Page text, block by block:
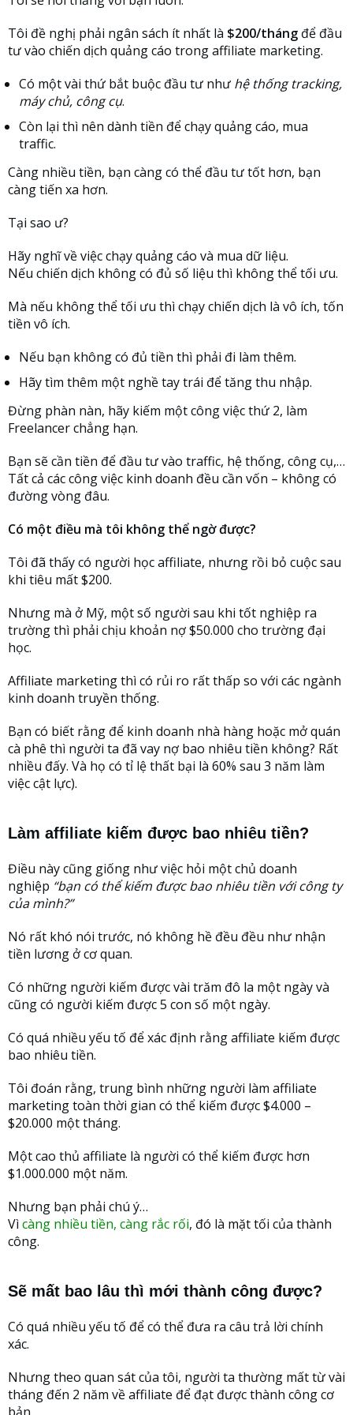
Tôi đề nghị phải ngân sách ít nhất là $200/tháng để đầu
tư vào chiến dịch quảng cáo trong affiliate marketing.
Có một vài thứ bắt buộc đầu tư như hệ thống tracking,
máy chủ, công cụ.
Còn lại thì nên dành tiền để chạy quảng cáo, mua
traffic.
Càng nhiều tiền, bạn càng có thể đầu tư tốt hơn, bạn
càng tiến xa hơn.
Tại sao ư?
Hãy nghĩ về việc chạy quảng cáo và mua dữ liệu.
Nếu chiến dịch không có đủ số liệu thì không thể tối ưu.
Mà nếu không thể tối ưu thì chạy chiến dịch là vô ích, tốn
tiền vô ích.
Nếu bạn không có đủ tiền thì phải đi làm thêm.
Hãy tìm thêm một nghề tay trái để tăng thu nhập.
Đừng phàn nàn, hãy kiếm một công việc thứ 2, làm
Freelancer chẳng hạn.
Bạn sẽ cần tiền để đầu tư vào traffic, hệ thống, công cụ,…
Tất cả các công việc kinh doanh đều cần vốn – không có
đường vòng đâu.
Có một điều mà tôi không thể ngờ được?
Tôi đã thấy có người học affiliate, nhưng rồi bỏ cuộc sau
khi tiêu mất $200.
Nhưng mà ở Mỹ, một số người sau khi tốt nghiệp ra
trường thì phải chịu khoản nợ $50.000 cho trường đại
học.
Affiliate marketing thì có rủi ro rất thấp so với các ngành
kinh doanh truyền thống.
Bạn có biết rằng để kinh doanh nhà hàng hoặc mở quán
cà phê thì người ta đã vay nợ bao nhiêu tiền không? Rất
nhiều đấy. Và họ có tỉ lệ thất bại là 60% sau 3 năm làm
việc cật lực).
Làm affiliate kiếm được bao nhiêu tiền?
Điều này cũng giống như việc hỏi một chủ doanh
nghiệp “bạn có thể kiếm được bao nhiêu tiền với công ty
của mình?”
Nó rất khó nói trước, nó không hề đều đều như nhận
tiền lương ở cơ quan.
Có những người kiếm được vài trăm đô la một ngày và
cũng có người kiếm được 5 con số một ngày.
Có quá nhiều yếu tố để xác định rằng affiliate kiếm được
bao nhiêu tiền.
Tôi đoán rằng, trung bình những người làm affiliate
marketing toàn thời gian có thể kiếm được $4.000 –
$20.000 một tháng.
Một cao thủ affiliate là người có thể kiếm được hơn
$1.000.000 một năm.
Nhưng bạn phải chú ý…
Vìcàng nhiều tiền, càng rắc rối, đó là mặt tối của thành
công.
Sẽ mất bao lâu thì mới thành công được?
Có quá nhiều yếu tố để có thể đưa ra câu trả lời chính
xác.
Nhưng theo quan sát của tôi, người ta thường mất từ vài
tháng đến 2 năm về affiliate để đạt được thành công cơ